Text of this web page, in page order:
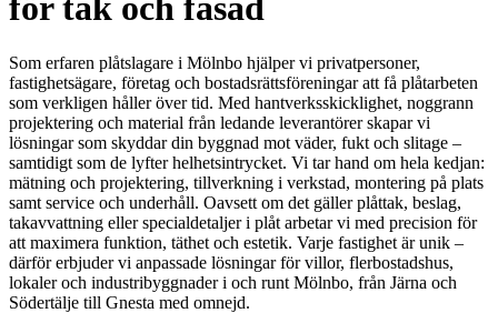
för tak och fasad
Som erfaren plåtslagare i Mölnbo hjälper vi privatpersoner,
fastighetsägare, företag och bostadsrättsföreningar att få plåtarbeten
som verkligen håller över tid. Med hantverksskicklighet, noggrann
projektering och material från ledande leverantörer skapar vi
lösningar som skyddar din byggnad mot väder, fukt och slitage –
samtidigt som de lyfter helhetsintrycket. Vi tar hand om hela kedjan:
mätning och projektering, tillverkning i verkstad, montering på plats
samt service och underhåll. Oavsett om det gäller plåttak, beslag,
takavvattning eller specialdetaljer i plåt arbetar vi med precision för
att maximera funktion, täthet och estetik. Varje fastighet är unik –
därför erbjuder vi anpassade lösningar för villor, flerbostadshus,
lokaler och industribyggnader i och runt Mölnbo, från Järna och
Södertälje till Gnesta med omnejd.